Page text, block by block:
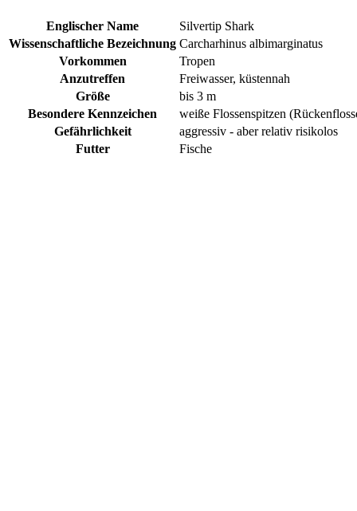
Englischer Name
Silvertip Shark
Wissenschaftliche Bezeichnung Carcharhinus albimarginatus
Vorkommen
Tropen
Anzutreffen
Freiwasser, küstennah
Größe
bis 3 m
Besondere Kennzeichen
weiße Flossenspitzen
Gefährlichkeit
aggressiv - aber relativ risikolos
Futter
Fische